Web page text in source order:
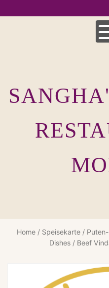
to
UNSERE SPEISEKARTEN
INDISCHE KÜCHE
Home/ Speisekarte/
Dishes/ Beef